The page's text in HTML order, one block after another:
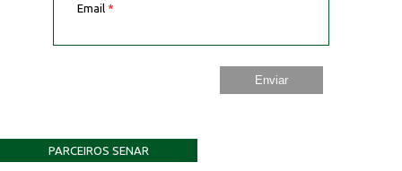
Email *
PARCEIROS SENAR